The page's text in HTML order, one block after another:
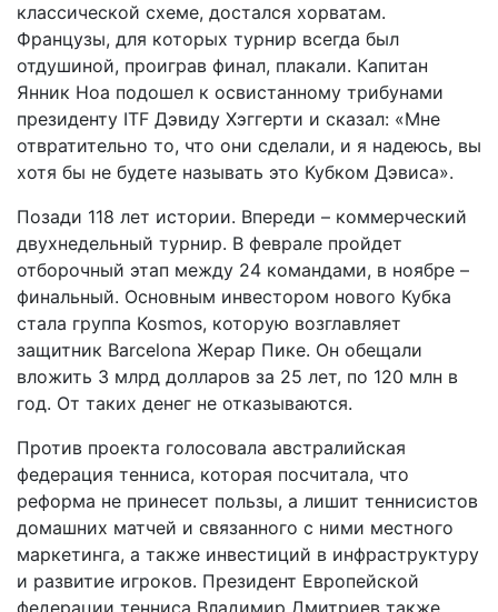
классической схеме, достался хорватам.
Французы, для которых турнир всегда был
отдушиной, проиграв финал, плакали. Капитан
Янник Ноа подошел к освистанному трибунами
президенту ITF Дэвиду Хэггерти и сказал: «Мне
отвратительно то, что они сделали, и я надеюсь, вы
хотя бы не будете называть это Кубком Дэвиса».
Позади 118 лет истории. Впереди – коммерческий
двухнедельный турнир. В феврале пройдет
отборочный этап между 24 командами, в ноябре –
финальный. Основным инвестором нового Кубка
стала группа Kosmos, которую возглавляет
защитник Barcelona Жерар Пике. Он обещали
вложить 3 млрд долларов за 25 лет, по 120 млн в
год. От таких денег не отказываются.
Против проекта голосовала австралийская
федерация тенниса, которая посчитала, что
реформа не принесет пользы, а лишит теннисистов
домашних матчей и связанного с ними местного
маркетинга, а также инвестиций в инфраструктуру
и развитие игроков. Президент Европейской
федерации тенниса Владимир Дмитриев также